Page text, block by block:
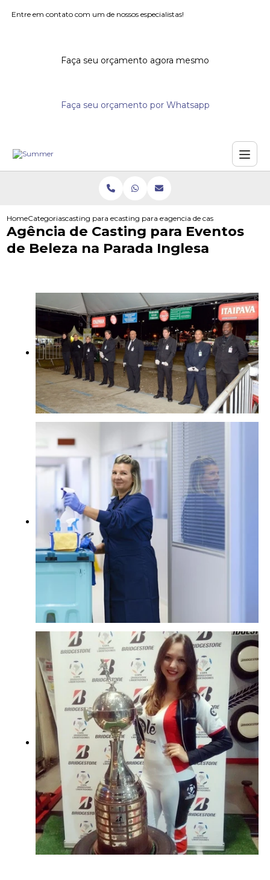
Entre em contato com um de nossos especialistas!
Faça seu orçamento agora mesmo
Faça seu orçamento por Whatsapp
HomeCategoriascasting para eventoscasting para eventos corporativos
agencia de casting para
Agência de Casting para Eventos
de Beleza na Parada Inglesa